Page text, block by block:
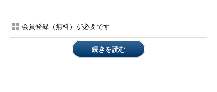
あります。
Oracleでは、1つのインスタンスには1つのデータベースが対応
会員登録（無料）が必要です
続きを読む